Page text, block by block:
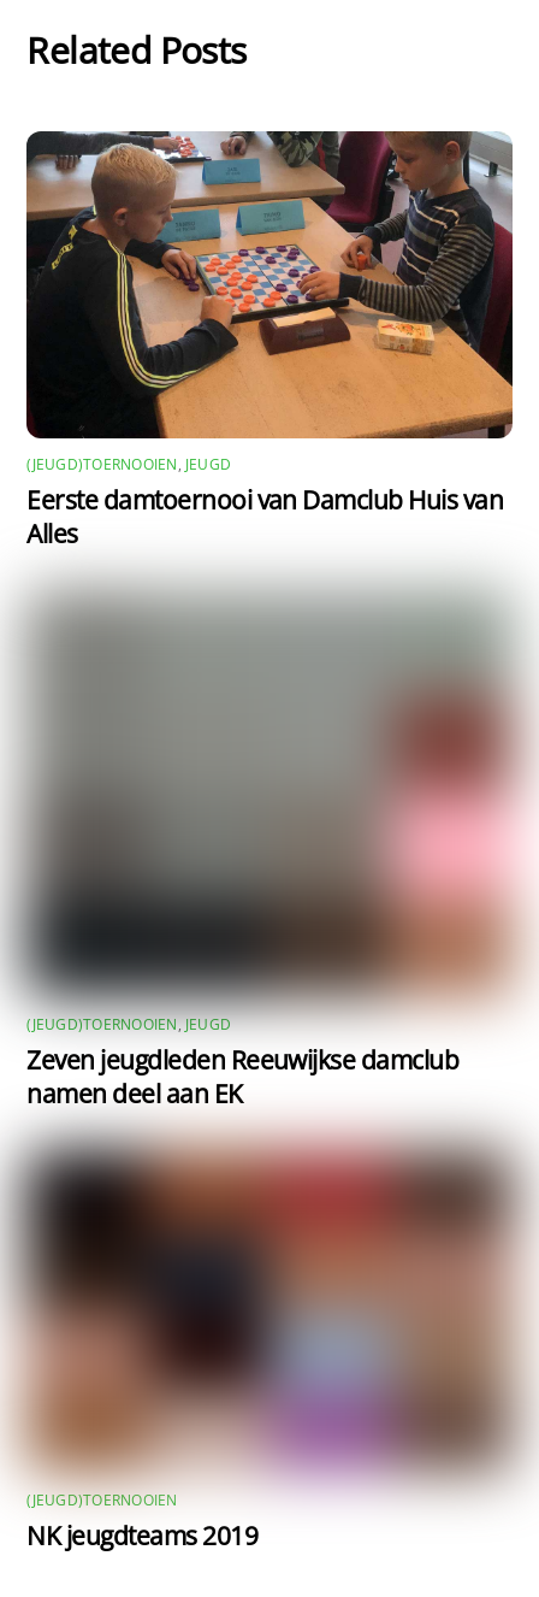
Related Posts
(JEUGD)TOERNOOIEN, JEUGD
Eerste damtoernooi van Damclub Huis van
Alles
(JEUGD)TOERNOOIEN,JEUGD
Zeven jeugdleden Reeuwijkse damclub
namen deel aan EK
(JEUGD)TOERNOOIEN
NK jeugdteams 2019